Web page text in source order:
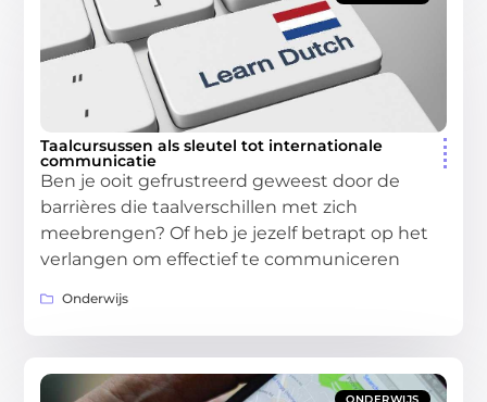
Taalcursussen als sleutel tot internationale
communicatie
Ben je ooit gefrustreerd geweest door de
barrières die taalverschillen met zich
meebrengen? Of heb je jezelf betrapt op het
verlangen om effectief te communiceren
Onderwijs
ONDERWIJS